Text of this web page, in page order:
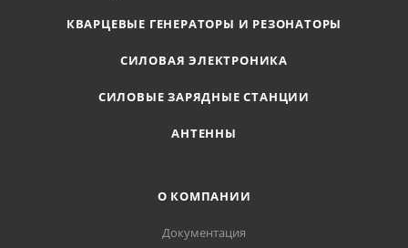
КВАРЦЕВЫЕ ГЕНЕРАТОРЫ И РЕЗОНАТОРЫ
СИЛОВАЯ ЭЛЕКТРОНИКА
СИЛОВЫЕ ЗАРЯДНЫЕ СТАНЦИИ
АНТЕННЫ
О КОМПАНИИ
Документация